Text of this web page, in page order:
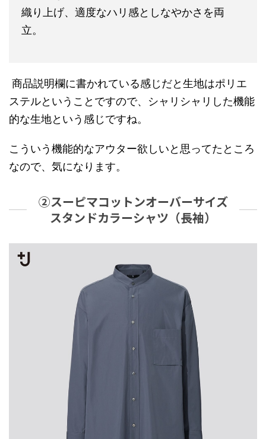
織り上げ、適度なハリ感としなやかさを両
立。
商品説明欄に書かれている感じだと生地はポリエ
ステルということですので、シャリシャリした機能
的な生地という感じですね。
こういう機能的なアウター欲しいと思ってたところ
なので、気になります。
②スーピマコットンオーバーサイズ
スタンドカラーシャツ（長袖）